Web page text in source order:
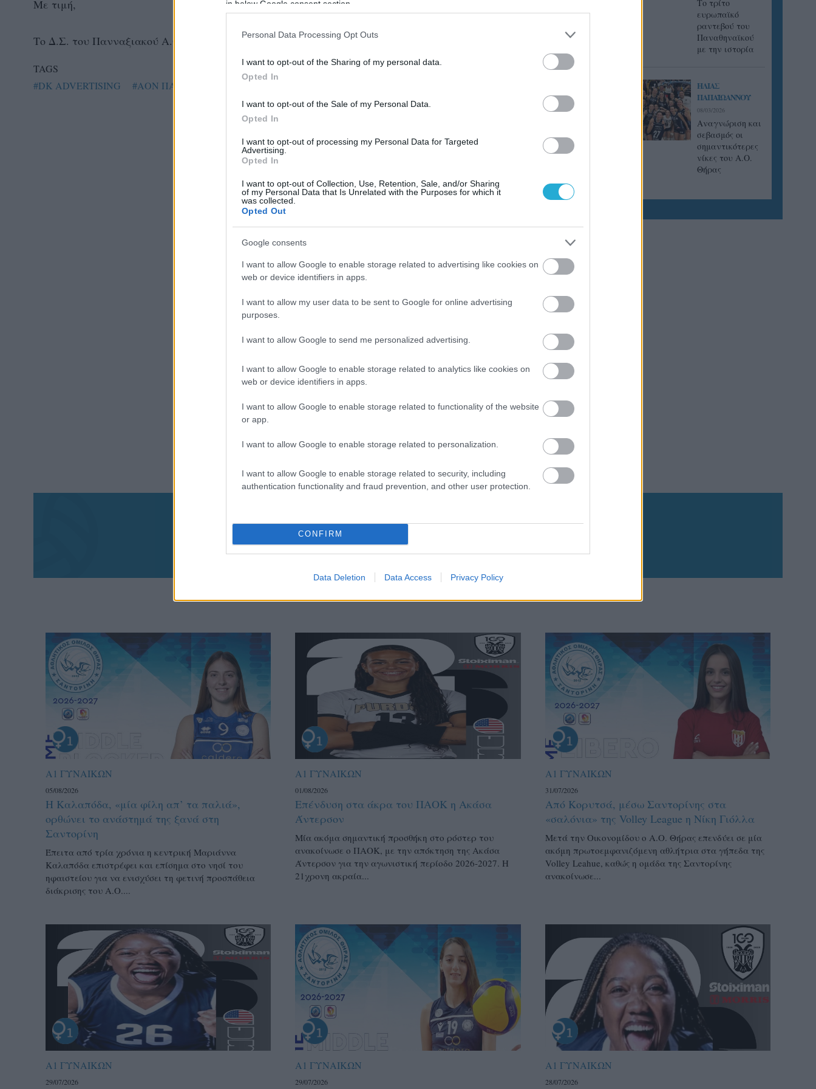
in below Google consent section.
Personal Data Processing Opt Outs
I want to opt-out of the Sharing of my personal data.
Opted In
I want to opt-out of the Sale of my Personal Data.
Opted In
I want to opt-out of processing my Personal Data for Targeted
Advertising.
Opted In
I want to opt-out of Collection, Use, Retention, Sale, and/or Sharing
of my Personal Data that Is Unrelated with the Purposes for which it
was collected.
Opted Out
Google consents
I want to allow Google to enable storage related to advertising like cookies on
web or device identifiers in apps.
I want to allow my user data to be sent to Google for online advertising
purposes.
I want to allow Google to send me personalized advertising.
I want to allow Google to enable storage related to analytics like cookies on
web or device identifiers in apps.
I want to allow Google to enable storage related to functionality of the website
or app.
I want to allow Google to enable storage related to personalization.
I want to allow Google to enable storage related to security, including
authentication functionality and fraud prevention, and other user protection.
CONFIRM
Data Deletion Data Access Privacy Policy
Με τιμή,
Το Δ.Σ. του Πανναξιακού Α.Ο.Ν
TAGS
#DK ADVERTISING
#ΑΟΝ ΠΑΝΝΑΞΙΑΚΟΣ
Tο τρίτο
ευρωπαϊκό
ραντεβού του
Παναθηναϊκού
με την ιστορία
ΗΛΙΑΣ
ΠΑΠΑΪΩΑΝΝΟΥ
08/03/2026
Αναγνώριση και
σεβασμός οι
σημαντικότερες
νίκες του Α.Ο.
Θήρας
Aκολουθήστε μας
παντού…
Α1 ΓΥΝΑΙΚΩΝ
05/08/2026
Η Καλαπόδα, «μία φίλη απ’ τα παλιά»,
ορθώνει το ανάστημά της ξανά στη
Σαντορίνη
Έπειτα από τρία χρόνια η κεντρική Μαριάννα
Καλαπόδα επιστρέφει και επίσημα στο νησί του
ηφαιστείου για να ενισχύσει τη φετινή προσπάθεια
διάκρισης του Α.Ο....
Α1 ΓΥΝΑΙΚΩΝ
01/08/2026
Επένδυση στα άκρα του ΠΑΟΚ η Ακάσα
Άντερσον
Μία ακόμα σημαντική προσθήκη στο ρόστερ του
ανακοίνωσε ο ΠΑΟΚ, με την απόκτηση της Ακάσα
Άντερσον για την αγωνιστική περίοδο 2026-2027. Η
21χρονη ακραία...
Α1 ΓΥΝΑΙΚΩΝ
31/07/2026
Από Κορυτσά, μέσω Σαντορίνης στα
«σαλόνια» της Volley League η Νίκη Γιόλλα
Μετά την Οικονομίδου ο Α.Ο. Θήρας επενδύει σε μία
ακόμη πρωτοεμφανιζόμενη αθλήτρια στα γήπεδα της
Volley Leahue, καθώς η ομάδα της Σαντορίνης
ανακοίνωσε...
Α1 ΓΥΝΑΙΚΩΝ
29/07/2026
Α1 ΓΥΝΑΙΚΩΝ
29/07/2026
Α1 ΓΥΝΑΙΚΩΝ
28/07/2026